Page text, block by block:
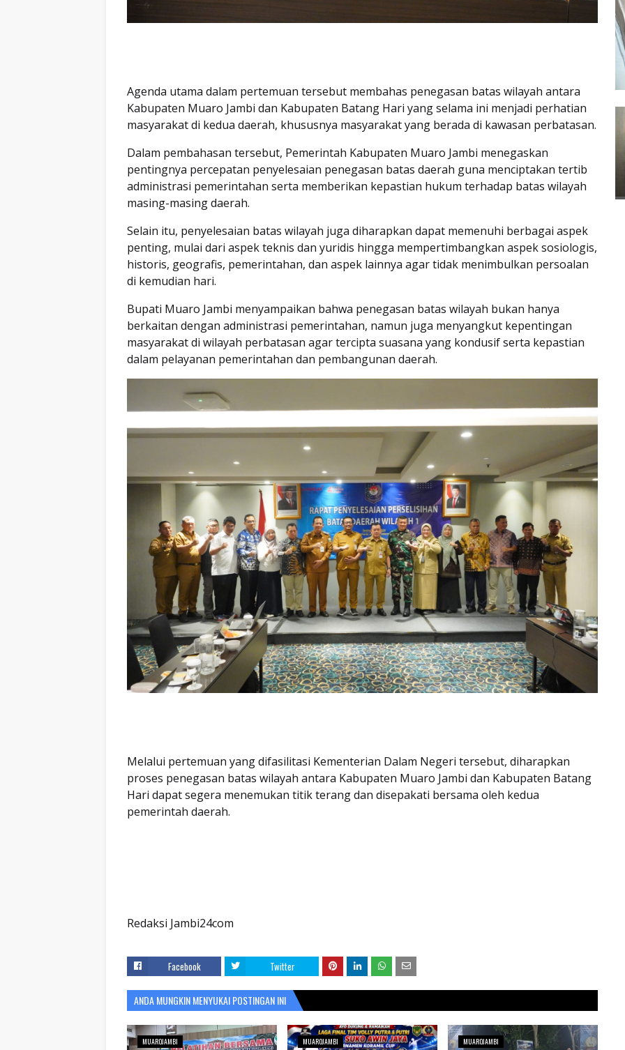
Agenda utama dalam pertemuan tersebut membahas penegasan batas wilayah antara
Kabupaten Muaro Jambi dan Kabupaten Batang Hari yang selama ini menjadi perhatian
masyarakat di kedua daerah, khususnya masyarakat yang berada di kawasan perbatasan.
Dalam pembahasan tersebut, Pemerintah Kabupaten Muaro Jambi menegaskan
pentingnya percepatan penyelesaian penegasan batas daerah guna menciptakan tertib
administrasi pemerintahan serta memberikan kepastian hukum terhadap batas wilayah
masing-masing daerah.
Selain itu, penyelesaian batas wilayah juga diharapkan dapat memenuhi berbagai aspek
penting, mulai dari aspek teknis dan yuridis hingga mempertimbangkan aspek sosiologis,
historis, geografis, pemerintahan, dan aspek lainnya agar tidak menimbulkan persoalan
di kemudian hari.
Bupati Muaro Jambi menyampaikan bahwa penegasan batas wilayah bukan hanya
berkaitan dengan administrasi pemerintahan, namun juga menyangkut kepentingan
masyarakat di wilayah perbatasan agar tercipta suasana yang kondusif serta kepastian
dalam pelayanan pemerintahan dan pembangunan daerah.
Melalui pertemuan yang difasilitasi Kementerian Dalam Negeri tersebut, diharapkan
proses penegasan batas wilayah antara Kabupaten Muaro Jambi dan Kabupaten Batang
Hari dapat segera menemukan titik terang dan disepakati bersama oleh kedua
pemerintah daerah.
Redaksi Jambi24com
Facebook Twitter
ANDA MUNGKIN MENYUKAI POSTINGAN INI
MUAROJAMBI MUAROJAMBI MUAROJAMBI